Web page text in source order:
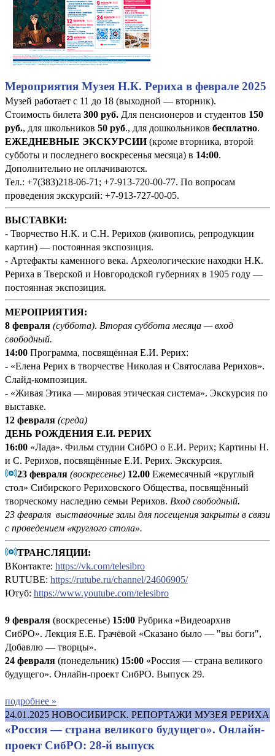
Мероприятия Музея Н.К. Рериха в феврале 2025
Музей работает с 11 до 18 (выходной — вторник).
Стоимость билета 300 руб. Для пенсионеров и студентов 150
руб., для школьников 50 руб., для дошкольников бесплатно.
ЕЖЕДНЕВНЫЕ ЭКСКУРСИИ(кроме вторника, второй
субботы и последнего воскресенья месяца) в 14:00.
Дополнительно не оплачиваются.
Тел.: +7(383)218-06-71; +7-913-720-00-77. По вопросам
проведения экскурсий: +7-913-727-00-05.
ВЫСТАВКИ:
- Творчество Н.К. и С.Н. Рерихов (живопись, репродукции
картин) — постоянная экспозиция.
- Артефакты каменного века. Археологические находки Н.К.
Рериха в Тверской и Новгородской губерниях в 1905 году —
постоянная экспозиция.
МЕРОПРИЯТИЯ:
8 февраля (суббота). Вторая суббота месяца — вход
свободный.
14:00 Программа, посвящённая Е.И. Рерих:
- «Елена Рерих в творчестве Николая и Святослава Рерихов».
Слайд-композиция.
- «Живая Этика — мировая этическая система». Экскурсия по
выставке.
12 февраля (среда)
ДЕНЬ РОЖДЕНИЯ Е.И. РЕРИХ
16:00 «Лада». Фильм студии СибРО о Е.И. Рерих; Картины Н.
и С. Рерихов, посвящённые Е.И. Рерих. Экскурсия.
23 февраля (воскресенье) 12.00 Ежемесячный «круглый
стол» Сибирского Рериховского Общества, посвящённый
творческому наследию семьи Рерихов. Вход свободный.
23 февраля выставочные залы для посещения закрыты в связи
с проведением «круглого стола».
ТРАНСЛЯЦИИ:
ВКонтакте: https://vk.com/telesibro
RUTUBE: https://rutube.ru/channel/24606905/
Ютуб: https://www.youtube.com/telesibro
9 февраля (воскресенье) 15:00 Рубрика «Видеоархив
СибРО». Лекция Е.Е. Грачёвой «Сказано было — "вы боги",
Добавлю — творцы».
24 февраля (понедельник) 15:00 «Россия — страна великого
будущего». Онлайн-проект СибРО. Выпуск 29.
подробнее »
24.01.2025 НОВОСИБИРСК. РЕПОРТАЖИ МУЗЕЯ РЕРИХА
«Россия — страна великого будущего». Онлайн-
проект СибРО: 28-й выпуск